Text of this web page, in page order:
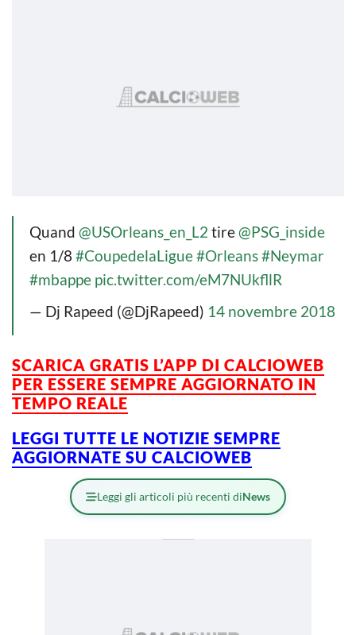
Quand @USOrleans_en_L2 tire@PSG_inside
en 1/8 #CoupedelaLigue#Orleans#Neymar
#mbappe pic.twitter.com/eM7NUkfllR
— Dj Rapeed (@DjRapeed) 14 novembre 2018
SCARICA GRATIS L’APP DI CALCIOWEB
PER ESSERE SEMPRE AGGIORNATO IN
TEMPO REALE
LEGGI TUTTE LE NOTIZIE SEMPRE
AGGIORNATE SU CALCIOWEB
Leggi gli articoli più recenti diNews